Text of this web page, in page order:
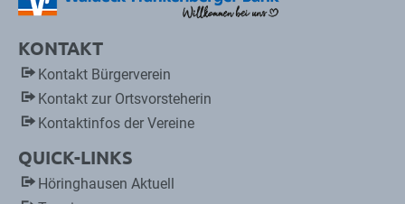
KONTAKT
Kontakt Bürgerverein
Kontakt zur Ortsvorsteherin
Kontaktinfos der Vereine
QUICK-LINKS
Höringhausen Aktuell